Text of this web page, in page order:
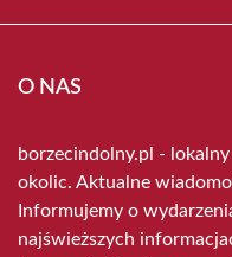
O NAS
borzecindolny.pl -
okolic. Aktualne
Informujemy o
najświeższych